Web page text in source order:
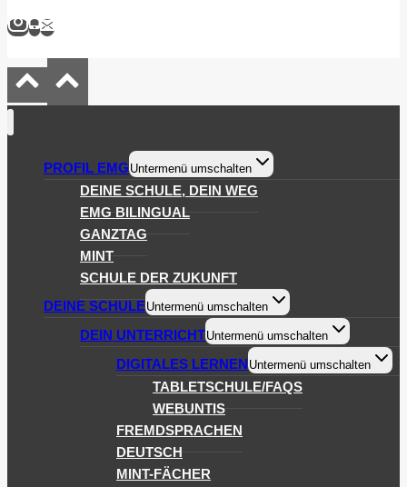
PROFIL EMG Untermenü umschalten
DEINE SCHULE, DEIN WEG
EMG BILINGUAL
GANZTAG
MINT
SCHULE DER ZUKUNFT
DEINE SCHULEUntermenü umschalten
DEIN UNTERRICHTUntermenü umschalten
DIGITALES LERNEN Untermenü umschalten
TABLETSCHULE/FAQS
WEBUNTIS
FREMDSPRACHEN
DEUTSCH
MINT-FÄCHER